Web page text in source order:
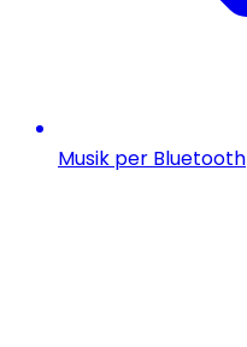
Musik per Bluetooth